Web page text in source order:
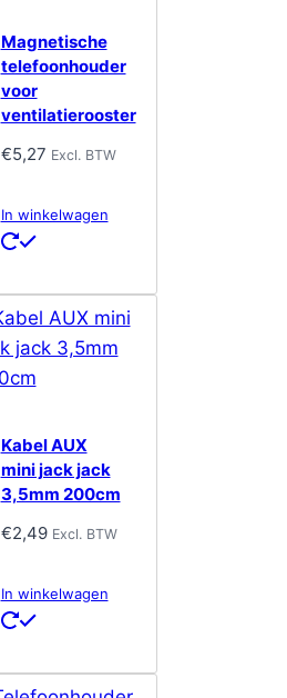
Magnetische
telefoonhouder
voor
ventilatierooster
€5,27 Excl. BTW
In winkelwagen
Kabel AUX
mini jack jack
3,5mm 200cm
€2,49 Excl. BTW
In winkelwagen